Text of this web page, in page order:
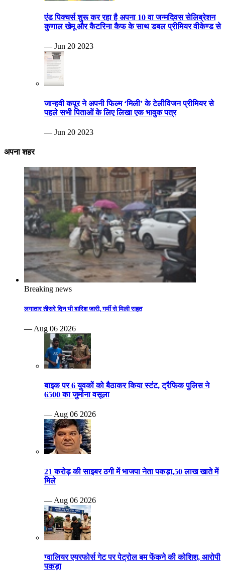
एंड पिक्चर्स शुरू कर रहा है अपना 10 वा जन्मदिवस सेलिब्रेशन
कुणाल खेमू और कैटरिना कैफ के साथ डबल प्रीमियर वीकेण्ड से
— Jun 20 2023
जान्हवी कपूर ने अपनी फिल्म ‘मिली’ के टेलीविजन प्रीमियर से
पहले सभी पिताओं के लिए लिखा एक भावुक पत्र
— Jun 20 2023
अपना शहर
Breaking news
लगातार तीसरे दिन भी बारिश जारी, गर्मी से मिली राहत
— Aug 06 2026
बाइक पर 6 युवकों को बैठाकर किया स्टंट, ट्रैफिक पुलिस ने
6500 का जुर्माना वसूला
— Aug 06 2026
21 करोड़ की साइबर ठगी में भाजपा नेता पकड़ा,50 लाख खाते में
मिले
— Aug 06 2026
ग्वालियर एयरफोर्स गेट पर पेट्रोल बम फेंकने की कोशिश, आरोपी
पकड़ा